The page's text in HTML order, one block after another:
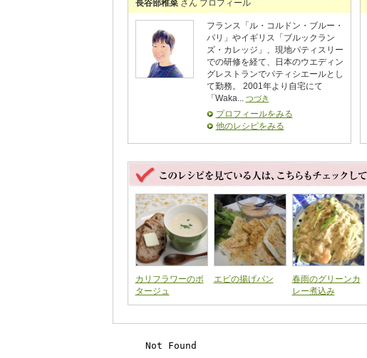
長谷部稚菜 さん プロフィール
フランス「ル・コルドン・ブルー・
パリ」やイギリス「ブルックラン
ズ・カレッジ」、現地パティスリー
での研修を経て、日本のウエディン
グレストランでパティシエールとし
て勤務。 2001年より自宅にて
「Waka... つづき
プロフィールをみる
他のレシピをみる
カリフラワーのポ
タージュ
エビの揚げパン
春雨のグリーンカ
レー煮込み